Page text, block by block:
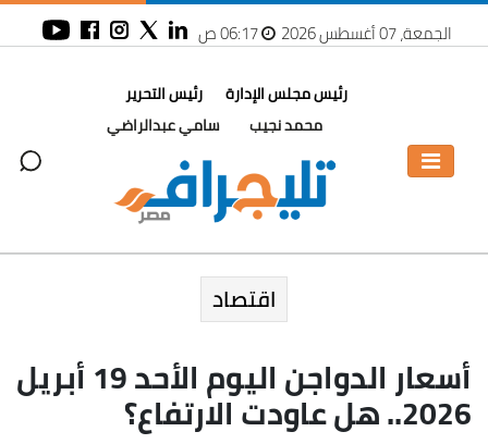
الجمعة، 07 أغسطس 2026 06:17 ص
رئيس مجلس الإدارة
محمد نجيب
رئيس التحرير
سامي عبدالراضي
اقتصاد
أسعار الدواجن اليوم الأحد 19 أبريل
2026.. هل عاودت الارتفاع؟